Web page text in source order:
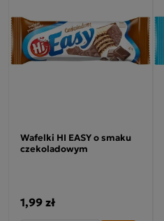
Wafelki HI EASY o smaku
czekoladowym
1,99 zł